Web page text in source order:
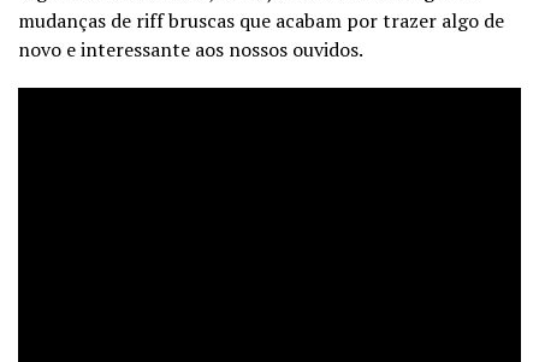
mudanças de riff bruscas que acabam por trazer algo de
novo e interessante aos nossos ouvidos.